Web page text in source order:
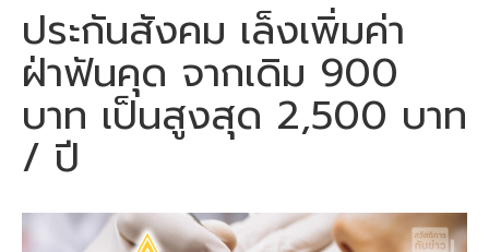
ประกันสังคม เล็งเพิ่มค่า
ฝ่าฟันคุด จากเดิม 900
บาท เป็นสูงสุด 2,500 บาท
/ ปี